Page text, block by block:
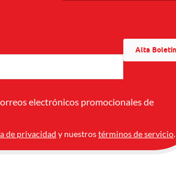
electrónicos promocionales de
de privacidad y nuestrostérminos de servicio.